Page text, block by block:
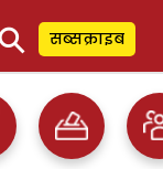
सब्सक्राइब